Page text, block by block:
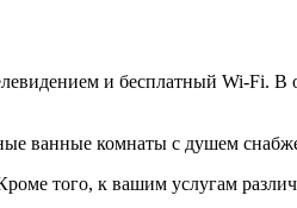
и бесплатный Wi-Fi. В
ванные комнаты с душем
того, к вашим услугам